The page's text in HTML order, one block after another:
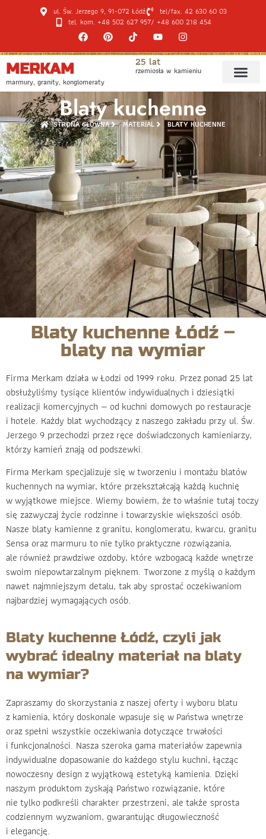
ul. Św. Jerzego 9, 91-072 Łódź
tel/fax. 42 630 60 03
tel. kom. +48 502 627 957/ +48 600 218 454
MERKAM
marmury, granity, konglomeraty
25 lat
rzemiosła w kamieniu
Blaty kuchenne
STRONA GŁÓWNA MATERIAL BLATY KUCHENNE
Blaty kuchenne Łódź –
blaty na wymiar
Firma Merkam działa w Łodzi od 1999 roku. Przez ponad 25 lat
obsłużyliśmy tysiące klientów indywidualnych i dziesiątki
realizacji komercyjnych — od kuchni domowych po restauracje
i hotele. Każdy blat wychodzący z naszego zakładu przy ul. Św.
Jerzego 9 przechodzi przez ręce doświadczonych kamieniarzy,
którzy kamień znają od podszewki.
Firma Merkam specjalizuje się w tworzeniu i montażu blatów
kuchennych na wymiar, które przekształcają każdą kuchnię
w wyjątkowe miejsce. Wiemy bowiem, że to właśnie tutaj toczy
się zazwyczaj życie rodzinne i towarzyskie większości osób.
Nasze blaty kamienne z granitu, konglomeratu, kwarcu, granitu
Sensa oraz marmuru to nie tylko praktyczne rozwiązania,
ale również prawdziwe ozdoby, które wzbogacą każde wnętrze
swoim niepowtarzalnym pięknem. Tworzone z myślą o każdym
nawet najmniejszym detalu, tak aby sprostać oczekiwaniom
najbardziej wymagających osób.
Blaty kuchenne Łódź, czyli jak
wybrać idealny materiał na blaty
na wymiar?
Zapraszamy do skorzystania z naszej oferty i wyboru blatu
z kamienia, który doskonale wpasuje się w Państwa wnętrze
oraz spełni wszystkie oczekiwania dotyczące trwałości
i funkcjonalności. Nasza szeroka gama materiałów zapewnia
indywidualne dopasowanie do każdego stylu kuchni, łącząc
nowoczesny design z wyjątkową estetyką kamienia. Dzięki
naszym produktom zyskają Państwo rozwiązanie, które
nie tylko podkreśli charakter przestrzeni, ale także sprosta
codziennym wyzwaniom, gwarantując długowieczność
i elegancję.